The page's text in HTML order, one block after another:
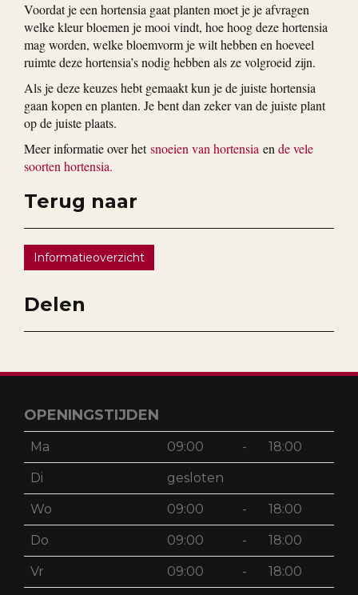
Voordat je een hortensia gaat planten moet je je afvragen
welke kleur bloemen je mooi vindt, hoe hoog deze hortensia
mag worden, welke bloemvorm je wilt hebben en hoeveel
ruimte deze hortensia’s nodig hebben als ze volgroeid zijn.
Als je deze keuzes hebt gemaakt kun je de juiste hortensia
gaan kopen en planten. Je bent dan zeker van de juiste plant
op de juiste plaats.
Meer informatie over hetsnoeien van hortensia en de vele
soorten hortensia.
Terug naar
Informatieoverzicht
Delen
OPENINGSTIJDEN
Ma 09:00 - 18:00
Di gesloten
Wo 09:00 - 18:00
Do 09:00 - 18:00
Vr 09:00 - 18:00